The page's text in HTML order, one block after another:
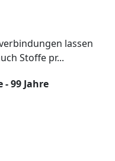
lassen
Stoffe pr...
- 99 Jahre